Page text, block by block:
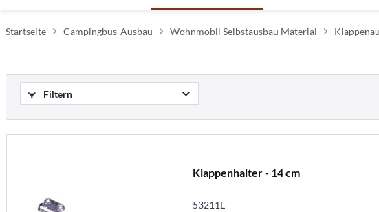
Startseite Campingbus-Ausbau Wohnmobil Selbstausbau Material
Filtern
Klappenhalter - 14 cm
53211L